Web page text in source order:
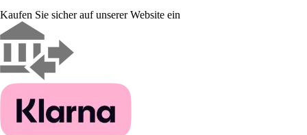
Kaufen Sie sicher auf unserer Website ein